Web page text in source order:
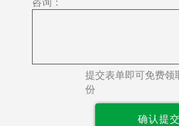
提交表单即可免费领
份